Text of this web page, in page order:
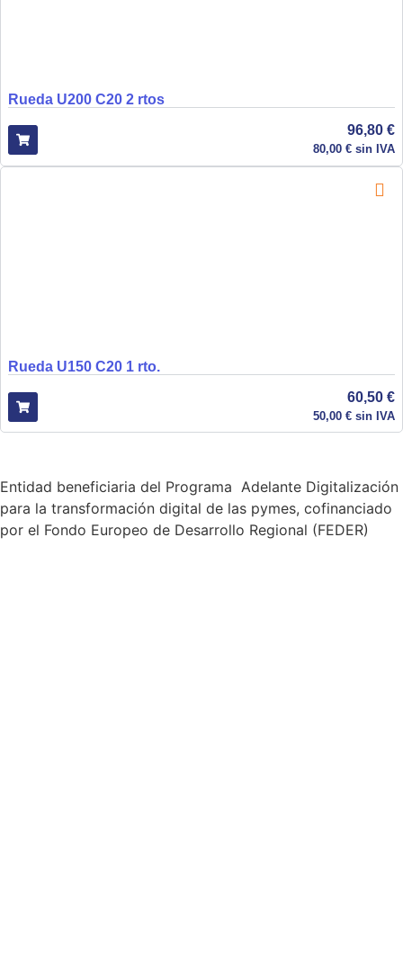
Rueda U200 C20 2 rtos
96,80 €
80,00 € sin IVA
Rueda U150 C20 1 rto.
60,50 €
50,00 € sin IVA
Entidad beneficiaria del Programa Adelante Digitalización
para la transformación digital de las pymes, cofinanciado
por el Fondo Europeo de Desarrollo Regional (FEDER)